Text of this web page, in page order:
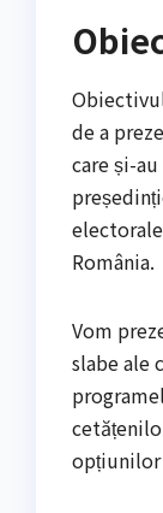
de a
care și-
România.
Vom
slabe ale